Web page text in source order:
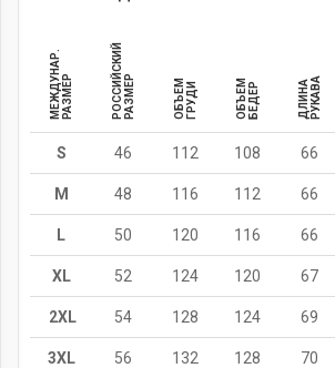
МЕЖДУНАР.РАЗМЕР РОССИЙСКИЙРАЗМЕР ОБЪЕМГРУДИ ОБЪЕМБЕДЕР ДЛИНАРУКАВА
S 46 112 108 66
M 48 116 112 66
L 50 120 116 66
XL 52 124 120 67
2XL 54 128 124 69
3XL 56 132 128 70